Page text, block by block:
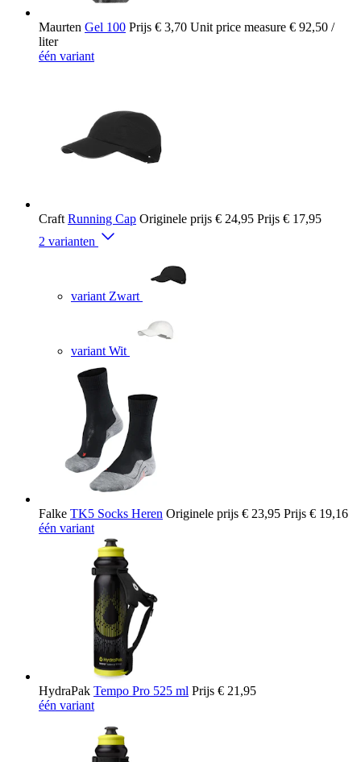
Maurten Gel 100 Prijs € 3,70 Unit price measure € 92,50 /
liter
één variant
Craft Running Cap Originele prijs € 24,95 Prijs € 17,95
2 varianten
variant Zwart
variant Wit
Falke TK5 Socks Heren Originele prijs € 23,95 Prijs € 19,16
één variant
HydraPak Tempo Pro 525 ml Prijs € 21,95
één variant